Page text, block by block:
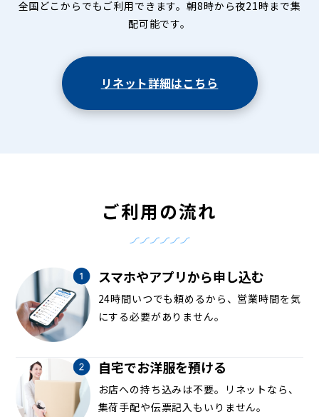
全国どこからでもご利用できます。朝8時から夜21時まで集
配可能です。
リネット詳細はこちら
ご利用の流れ
スマホやアプリから申し込む
24時間いつでも頼めるから、営業時間を気
にする必要がありません。
自宅でお洋服を預ける
お店への持ち込みは不要。リネットなら、
集荷手配や伝票記入もいりません。